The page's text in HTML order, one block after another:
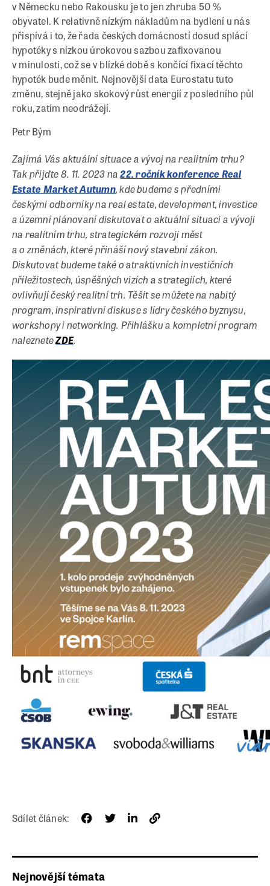
v Německu nebo Rakousku je to jen zhruba 50 %
obyvatel. K relativně nízkým nákladům na bydlení u nás
přispívá i to, že řada českých domácností dosud splácí
hypotéky s nízkou úrokovou sazbou zafixovanou
v minulosti, což se v blízké době s končící fixací těchto
hypoték bude měnit. Nejnovější data Eurostatu tuto
změnu, stejně jako skokový růst energií z posledního půl
roku, zatím neodrážejí.
Petr Bým
Zajímá Vás aktuální situace a vývoj na realitním trhu?
Tak přijďte 8. 11. 2023 na22. ročník konference Real
Estate Market Autumn, kde budeme s předními
českými odborníky na real estate, development, investice
a územní plánovaní diskutovat o aktuální situaci a vývoji
na realitním trhu, strategickém rozvoji měst
a o změnách, které přináší nový stavební zákon.
Diskutovat budeme také o atraktivních investičních
příležitostech, úspěšných vizích a strategiích, které
ovlivňují český realitní trh. Těšit se můžete na nabitý
program, inspirativní diskuse s lídry českého byznysu,
workshopy i networking. Přihlášku a kompletní program
nalezneteZDE.
Sdílet článek:
Nejnovější témata